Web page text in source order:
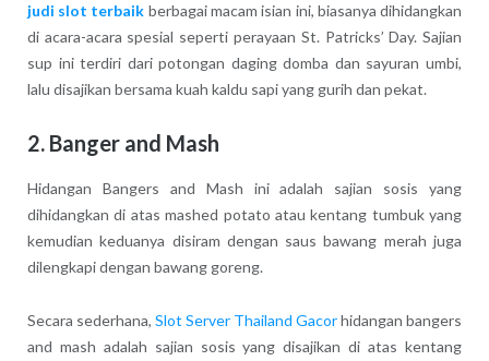
judi slot terbaik berbagai macam isian ini, biasanya dihidangkan
di acara-acara spesial seperti perayaan St. Patricks’ Day. Sajian
sup ini terdiri dari potongan daging domba dan sayuran umbi,
lalu disajikan bersama kuah kaldu sapi yang gurih dan pekat.
2. Banger and Mash
Hidangan Bangers and Mash ini adalah sajian sosis yang
dihidangkan di atas mashed potato atau kentang tumbuk yang
kemudian keduanya disiram dengan saus bawang merah juga
dilengkapi dengan bawang goreng.
Secara sederhana, Slot Server Thailand Gacorhidangan bangers
and mash adalah sajian sosis yang disajikan di atas kentang